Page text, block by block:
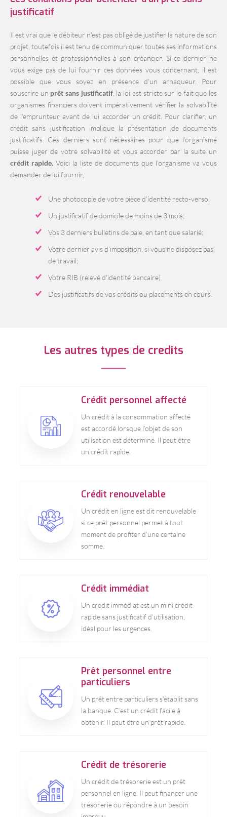
justificatif
Il est vrai que le débiteur n’est pas obligé de justifier la nature de son
projet, toutefois il est tenu de communiquer toutes ses informations
personnelles et professionnelles à son créancier. Si ce dernier ne
vous exige pas de lui fournir ces données vous concernant, il est
possible que vous soyez en présence d’un arnaqueur. Pour
souscrire un prêt sans justificatif, la loi est stricte sur le fait que les
organismes financiers doivent impérativement vérifier la solvabilité
de l’emprunteur avant de lui accorder un crédit. Pour clarifier, un
crédit sans justification implique la présentation de documents
justificatifs. Ces derniers sont nécessaires pour que l’organisme
puisse juger de votre solvabilité et vous accorder par la suite un
crédit rapide. Voici la liste de documents que l’organisme va vous
demander de lui fournir,
Une photocopie de votre pièce d’identité recto-verso;
Un justificatif de domicile de moins de 3 mois;
Vos 3 derniers bulletins de paie, en tant que salarié;
Votre dernier avis d’imposition, si vous ne disposez pas
de travail;
Votre RIB (relevé d’identité bancaire)
Des justificatifs de vos crédits ou placements en cours.
Les autres types de credits
Crédit personnel affecté
Un crédit à la consommation affecté
est accordé lorsque l’objet de son
utilisation est déterminé. Il peut être
un crédit rapide.
Crédit renouvelable
Un crédit en ligne est dit renouvelable
si ce prêt personnel permet à tout
moment de profiter d’une certaine
somme.
Crédit immédiat
Un crédit immédiat est un mini crédit
rapide sans justificatif d’utilisation,
idéal pour les urgences.
Prêt personnel entre
particuliers
Un prêt entre particuliers s’établit sans
la banque. C’est un crédit facile à
obtenir. Il peut être un prêt rapide.
Crédit de trésorerie
Un crédit de trésorerie est un prêt
personnel en ligne. Il peut financer une
trésorerie ou répondre à un besoin